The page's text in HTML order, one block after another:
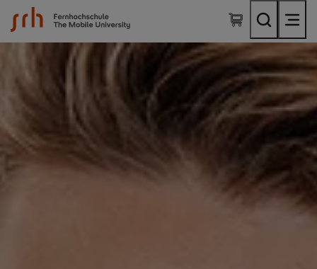
SRH Fernhochschule - The Mobile University